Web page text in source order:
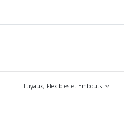
Tuyaux, Flexibles et Embouts